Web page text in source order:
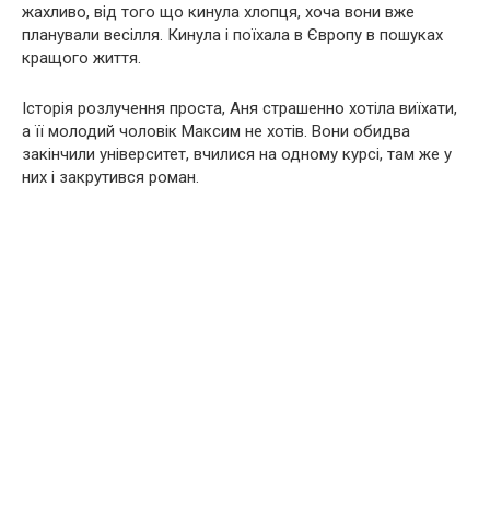
жахливо, від того що кинула хлопця, хоча вони вже
планували весілля. Кинула і поїхала в Європу в пошуках
кращого життя.
Історія розлучення проста, Аня страшенно хотіла виїхати,
а її молодий чоловік Максим не хотів. Вони обидва
закінчили університет, вчилися на одному курсі, там же у
них і закрутився роман.